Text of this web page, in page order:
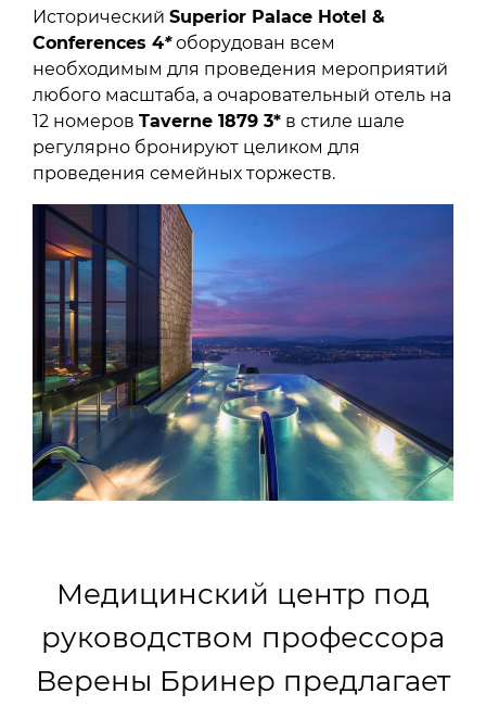
Исторический Superior Palace Hotel &
Conferences 4*оборудован всем
необходимым для проведения мероприятий
любого масштаба, а очаровательный отель на
12 номеров Taverne 1879 3* в стиле шале
регулярно бронируют целиком для
проведения семейных торжеств.
Медицинский центр под
руководством профессора
Верены Бринер предлагает